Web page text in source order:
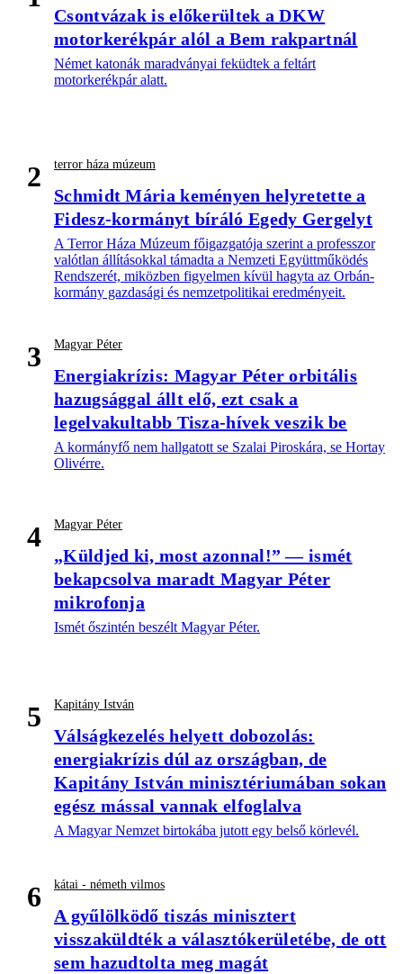
Csontvázak is előkerültek a DKW
motorkerékpár alól a Bem rakpartnál
Német katonák maradványai feküdtek a feltárt
motorkerékpár alatt.
2 terror háza múzeum
Schmidt Mária keményen helyretette a
Fidesz-kormányt bíráló Egedy Gergelyt
A Terror Háza Múzeum főigazgatója szerint a professzor
valótlan állításokkal támadta a Nemzeti Együttműködés
Rendszerét, miközben figyelmen kívül hagyta az Orbán-
kormány gazdasági és nemzetpolitikai eredményeit.
3 Magyar Péter
Energiakrízis: Magyar Péter orbitális
hazugsággal állt elő, ezt csak a
legelvakultabb Tisza-hívek veszik be
A kormányfő nem hallgatott se Szalai Piroskára, se Hortay
Olivérre.
4 Magyar Péter
„Küldjed ki, most azonnal!” — ismét
bekapcsolva maradt Magyar Péter
mikrofonja
Ismét őszintén beszélt Magyar Péter.
5 Kapitány István
Válságkezelés helyett dobozolás:
energiakrízis dúl az országban, de
Kapitány István minisztériumában sokan
egész mással vannak elfoglalva
A Magyar Nemzet birtokába jutott egy belső körlevél.
6 kátai - németh vilmos
A gyűlölködő tiszás minisztert
visszaküldték a választókerületébe, de ott
sem hazudtolta meg magát